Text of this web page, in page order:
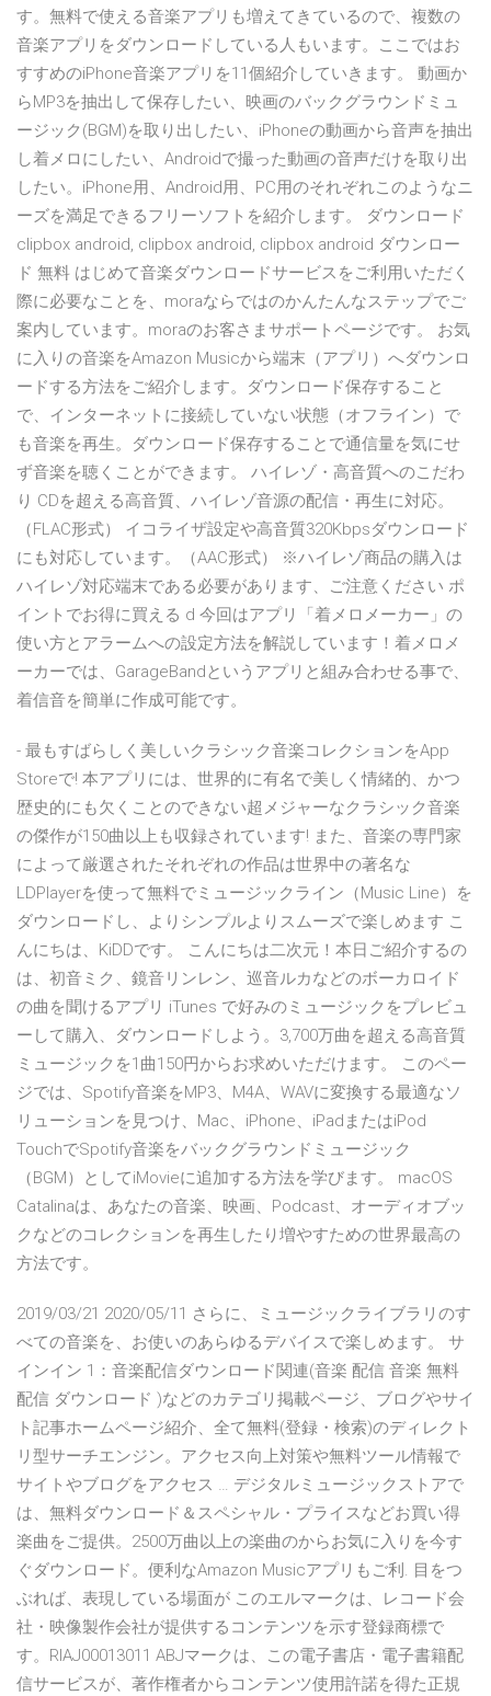
す。無料で使える音楽アプリも増えてきているので、複数の
音楽アプリをダウンロードしている人もいます。ここではお
すすめのiPhone音楽アプリを11個紹介していきます。 動画か
らMP3を抽出して保存したい、映画のバックグラウンドミュ
ージック(BGM)を取り出したい、iPhoneの動画から音声を抽出
し着メロにしたい、Androidで撮った動画の音声だけを取り出
したい。iPhone用、Android用、PC用のそれぞれこのようなニ
ーズを満足できるフリーソフトを紹介します。 ダウンロード
clipbox android, clipbox android, clipbox android ダウンロー
ド 無料 はじめて音楽ダウンロードサービスをご利用いただく
際に必要なことを、moraならではのかんたんなステップでご
案内しています。moraのお客さまサポートページです。 お気
に入りの音楽をAmazon Musicから端末（アプリ）へダウンロ
ードする方法をご紹介します。ダウンロード保存すること
で、インターネットに接続していない状態（オフライン）で
も音楽を再生。ダウンロード保存することで通信量を気にせ
ず音楽を聴くことができます。 ハイレゾ・高音質へのこだわ
り CDを超える高音質、ハイレゾ音源の配信・再生に対応。
（FLAC形式） イコライザ設定や高音質320Kbpsダウンロード
にも対応しています。（AAC形式） ※ハイレゾ商品の購入は
ハイレゾ対応端末である必要があります、ご注意ください ポ
イントでお得に買える d 今回はアプリ「着メロメーカー」の
使い方とアラームへの設定方法を解説しています！着メロメ
ーカーでは、GarageBandというアプリと組み合わせる事で、
着信音を簡単に作成可能です。
‎- 最もすばらしく美しいクラシック音楽コレクションをApp
Storeで! 本アプリには、世界的に有名で美しく情緒的、かつ
歴史的にも欠くことのできない超メジャーなクラシック音楽
の傑作が150曲以上も収録されています! また、音楽の専門家
によって厳選されたそれぞれの作品は世界中の著名な
LDPlayerを使って無料でミュージックライン（Music Line）を
ダウンロードし、よりシンプルよりスムーズで楽しめます こ
んにちは、KiDDです。 こんにちは二次元！本日ご紹介するの
は、初音ミク、鏡音リンレン、巡音ルカなどのボーカロイド
の曲を聞けるアプリ iTunes で好みのミュージックをプレビュ
ーして購入、ダウンロードしよう。3,700万曲を超える高音質
ミュージックを1曲150円からお求めいただけます。 このペー
ジでは、Spotify音楽をMP3、M4A、WAVに変換する最適なソ
リューションを見つけ、Mac、iPhone、iPadまたはiPod
TouchでSpotify音楽をバックグラウンドミュージック
（BGM）としてiMovieに追加する方法を学びます。 macOS
Catalinaは、あなたの音楽、映画、Podcast、オーディオブッ
クなどのコレクションを再生したり増やすための世界最高の
方法です。
2019/03/21 2020/05/11 さらに、ミュージックライブラリのす
べての音楽を、お使いのあらゆるデバイスで楽しめます。 サ
インイン 1：音楽配信ダウンロード関連(音楽 配信 音楽 無料
配信 ダウンロード )などのカテゴリ掲載ページ、ブログやサイ
ト記事ホームページ紹介、全て無料(登録・検索)のディレクト
リ型サーチエンジン。アクセス向上対策や無料ツール情報で
サイトやブログをアクセス … デジタルミュージックストアで
は、無料ダウンロード＆スペシャル・プライスなどお買い得
楽曲をご提供。2500万曲以上の楽曲のからお気に入りを今す
ぐダウンロード。便利なAmazon Musicアプリもご利. 目をつ
ぶれば、表現している場面が このエルマークは、レコード会
社・映像製作会社が提供するコンテンツを示す登録商標で
す。RIAJ00013011 ABJマークは、この電子書店・電子書籍配
信サービスが、著作権者からコンテンツ使用許諾を得た正規